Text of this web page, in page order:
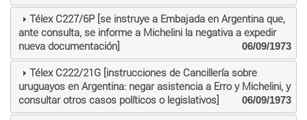
Télex C227/6P [se instruye a Embajada en Argentina que,
ante consulta, se informe a Michelini la negativa a expedir
nueva documentación]
06/09/1973
Télex C222/21G [instrucciones de Cancillería sobre
uruguayos en Argentina: negar asistencia a Erro y Michelini, y
consultar otros casos políticos o legislativos]
06/09/1973